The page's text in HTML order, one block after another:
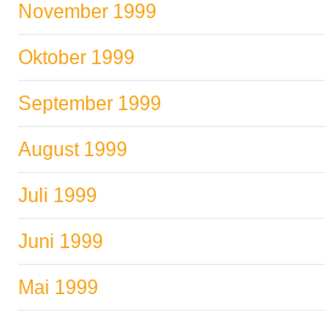
November 1999
Oktober 1999
September 1999
August 1999
Juli 1999
Juni 1999
Mai 1999